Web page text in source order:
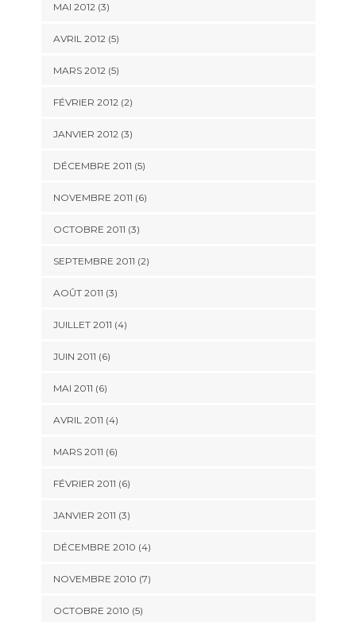
MAI 2012(3)
AVRIL 2012(5)
MARS 2012(5)
FÉVRIER 2012(2)
JANVIER 2012(3)
DÉCEMBRE 2011 (5)
NOVEMBRE 2011 (6)
OCTOBRE 2011 (3)
SEPTEMBRE 2011 (2)
AOÛT 2011 (3)
JUILLET 2011 (4)
JUIN 2011 (6)
MAI 2011 (6)
AVRIL 2011 (4)
MARS 2011 (6)
FÉVRIER 2011 (6)
JANVIER 2011 (3)
DÉCEMBRE 2010 (4)
NOVEMBRE 2010 (7)
OCTOBRE 2010 (5)